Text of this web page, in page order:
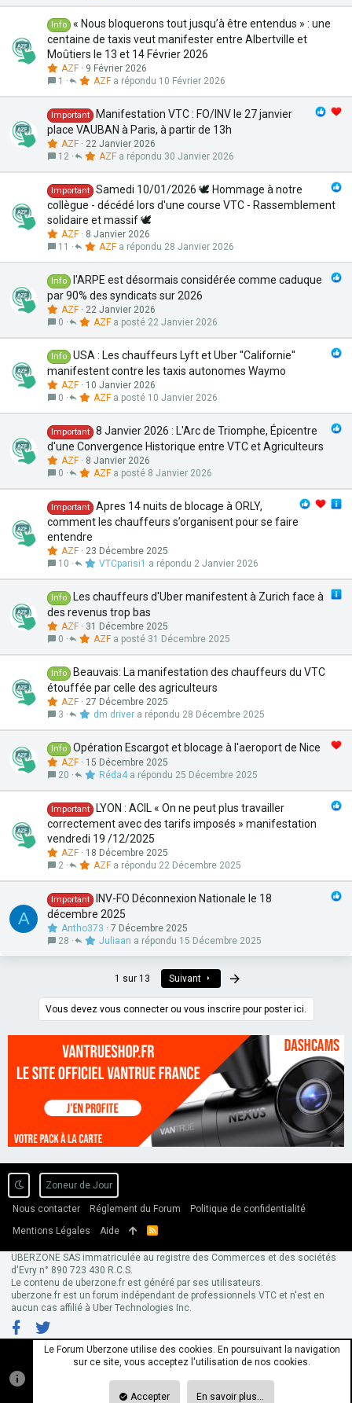
Info
« Nous bloquerons tout jusqu’à être entendus » : une
centaine de taxis veut manifester entre Albertville et
Moûtiers le 13 et 14 Février 2026
AZF
9 Février 2026
1
10 Février 2026
AZF
Important
Manifestation VTC : FO/INV le 27 janvier
place VAUBAN à Paris, à partir de 13h
AZF
22 Janvier 2026
12
30 Janvier 2026
AZF
Important
Samedi 10/01/2026 🕊️ Hommage à notre
collègue - décédé lors d'une course VTC - Rassemblement
solidaire et massif 🕊️
AZF
8 Janvier 2026
11
28 Janvier 2026
AZF
Info
l'ARPE est désormais considérée comme caduque
par 90% des syndicats sur 2026
AZF
22 Janvier 2026
0
22 Janvier 2026
AZF
Info
USA : Les chauffeurs Lyft et Uber ''Californie''
manifestent contre les taxis autonomes Waymo
AZF
10 Janvier 2026
0
10 Janvier 2026
AZF
Important
8 Janvier 2026 : L'Arc de Triomphe, Épicentre
d'une Convergence Historique entre VTC et Agriculteurs
AZF
8 Janvier 2026
0
8 Janvier 2026
AZF
Important
Apres 14 nuits de blocage à ORLY,
comment les chauffeurs s’organisent pour se faire
entendre
AZF
23 Décembre 2025
10
2 Janvier 2026
VTCparisi1
Info
Les chauffeurs d'Uber manifestent à Zurich face à
des revenus trop bas
AZF
31 Décembre 2025
0
31 Décembre 2025
AZF
Info
Beauvais: La manifestation des chauffeurs du VTC
étouffée par celle des agriculteurs
AZF
27 Décembre 2025
3
28 Décembre 2025
dm driver
Info Opération Escargot et blocage à l'aeroport de Nice
AZF
15 Décembre 2025
20
25 Décembre 2025
Réda4
Important
LYON : ACIL « On ne peut plus travailler
correctement avec des tarifs imposés » manifestation
vendredi 19 /12/2025
AZF
18 Décembre 2025
2
22 Décembre 2025
AZF
A
Important
INV-FO Déconnexion Nationale le 18
décembre 2025
Antho373
7 Décembre 2025
28
15 Décembre 2025
Juliaan
1 sur 13 Suivant
Vous devez vous connecter ou vous inscrire pour poster ici.
Zoneur de Jour
Nous contacter Réglement du Forum
Politique de confidentialité
Mentions Légales
Aide
R
S
UBERZONE SAS immatriculée au registre des Commerces et des sociétés
d'Evry n° 890 723 430 R.C.S.
Le contenu de uberzone.fr est généré par ses utilisateurs.
uberzone.fr est un forum indépendant de professionnels VTC et n'est en
aucun cas affilié à Uber Technologies Inc.
Le Forum Uberzone utilise des cookies. En poursuivant la navigation
sur ce site, vous acceptez l'utilisation de nos cookies.
Accepter En savoir plus…